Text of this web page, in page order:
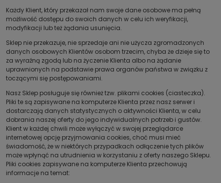
Każdy Klient, który przekazał nam swoje dane osobowe ma pełną
możliwość dostępu do swoich danych w celu ich weryfikacji,
modyfikacji lub też żądania usunięcia.
Sklep nie przekazuje, nie sprzedaje ani nie użycza zgromadzonych
danych osobowych Klientów osobom trzecim, chyba że dzieje się to
za wyraźną zgodą lub na życzenie Klienta albo na żądanie
uprawnionych na podstawie prawa organów państwa w związku z
toczącymi się postępowaniami.
Nasz Sklep posługuje się również tzw. plikami cookies (ciasteczka).
Pliki te są zapisywane na komputerze Klienta przez nasz serwer i
dostarczają danych statystycznych o aktywności Klienta, w celu
dobrania naszej oferty do jego indywidualnych potrzeb i gustów.
Klient w każdej chwili może wyłączyć w swojej przeglądarce
internetowej opcję przyjmowania cookies, choć musi mieć
świadomość, że w niektórych przypadkach odłączenie tych plików
może wpłynąć na utrudnienia w korzystaniu z oferty naszego Sklepu.
Pliki cookies zapisywane na komputerze Klienta przechowują
informacje na temat: